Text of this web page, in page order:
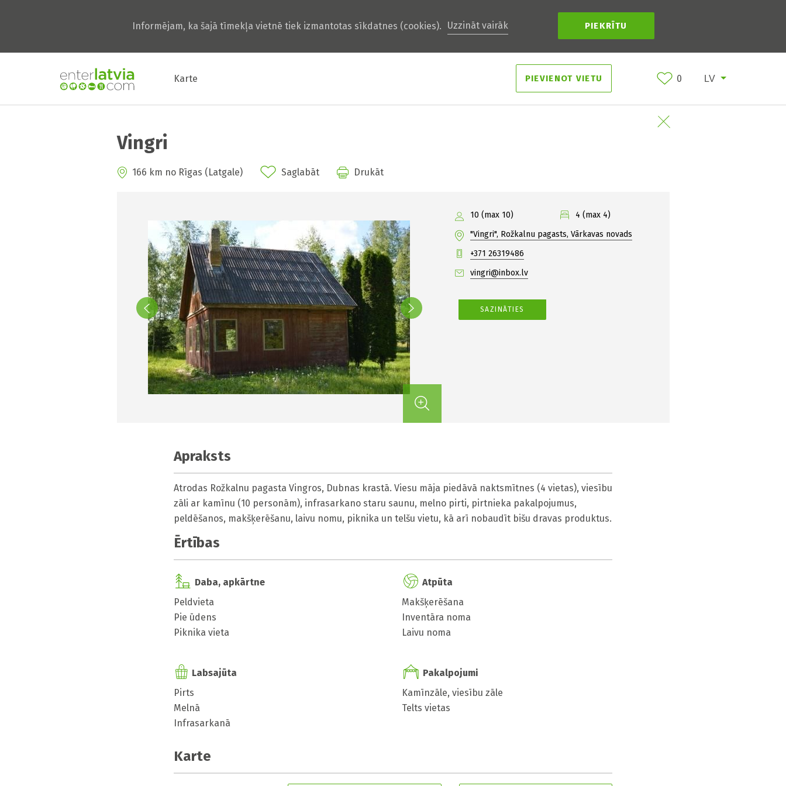
Informējam, ka šajā tīmekļa vietnē tiek izmantotas sīkdatnes (cookies). Uzzināt vairāk PIEKRĪTU
Karte PIEVIENOT VIETU 0
Vingri
166 km no Rīgas (Latgale) Saglabāt Drukāt
10 (max 10)
4 (max 4)
"Vingri", Rožkalnu pagasts, Vārkavas novads
+371 26319486
vingri@inbox.lv
SAZINĀTIES
Apraksts
Atrodas Rožkalnu pagasta Vingros, Dubnas krastā. Viesu māja piedāvā naktsmītnes (4 vietas), viesību
zāli ar kamīnu (10 personām), infrasarkano staru saunu, melno pirti, pirtnieka pakalpojumus,
peldēšanos, makšķerēšanu, laivu nomu, piknika un telšu vietu, kā arī nobaudīt bišu dravas produktus.
Ērtības
Daba, apkārtne
Peldvieta
Pie ūdens
Piknika vieta
Atpūta
Makšķerēšana
Inventāra noma
Laivu noma
Labsajūta
Pirts
Melnā
Infrasarkanā
Pakalpojumi
Kamīnzāle, viesību zāle
Telts vietas
Karte